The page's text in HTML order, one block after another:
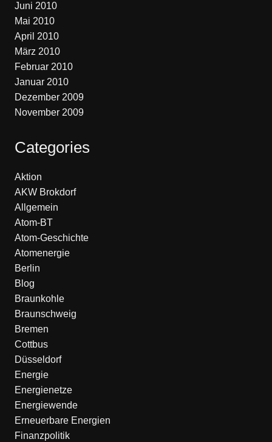
Juni 2010
Mai 2010
April 2010
März 2010
Februar 2010
Januar 2010
Dezember 2009
November 2009
Categories
Aktion
AKW Brokdorf
Allgemein
Atom-BT
Atom-Geschichte
Atomenergie
Berlin
Blog
Braunkohle
Braunschweig
Bremen
Cottbus
Düsseldorf
Energie
Energienetze
Energiewende
Erneuerbare Energien
Finanzpolitik